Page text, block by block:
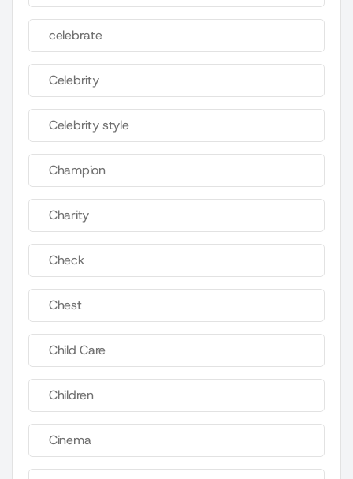
celebrate
Celebrity
Celebrity style
Champion
Charity
Check
Chest
Child Care
Children
Cinema